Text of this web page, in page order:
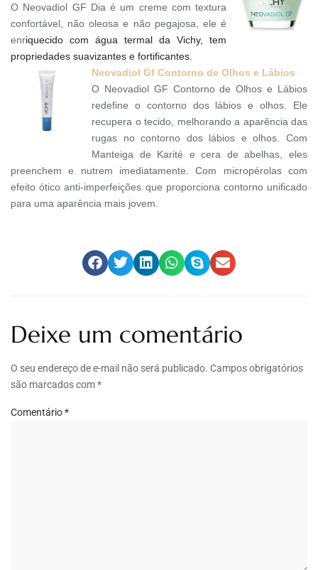
O Neovadiol GF Dia é um creme com textura
confortável, não oleosa e não pegajosa, ele é
enriquecido com água termal da Vichy, tem
propriedades suavizantes e fortificantes.
Neovadiol Gf Contorno de Olhos e Lábios
O Neovadiol GF Contorno de Olhos e Lábios
redefine o contorno dos lábios e olhos. Ele
recupera o tecido, melhorando a aparência das
rugas no contorno dos lábios e olhos. Com
Manteiga de Karité e cera de abelhas, eles
preenchem e nutrem imediatamente. Com micropérolas com
efeito ótico anti-imperfeições que proporciona contorno unificado
para uma aparência mais jovem.
Deixe um comentário
O seu endereço de e-mail não será publicado. Campos obrigatórios
são marcados com*
Comentário*